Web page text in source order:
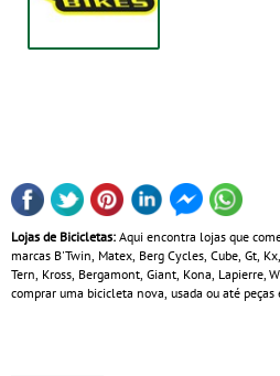
Lojas de Bicicletas: Aqui encontra lojas que
marcas B'Twin, Matex, Berg Cycles, Cube, Gt,
Tern, Kross, Bergamont, Giant, Kona, Lapierre,
comprar uma bicicleta nova, usada ou até